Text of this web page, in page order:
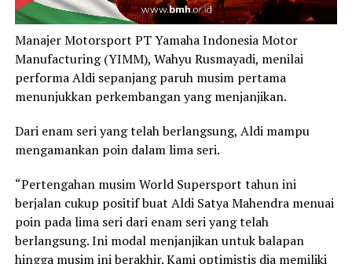
Manajer Motorsport PT Yamaha Indonesia Motor
Manufacturing (YIMM), Wahyu Rusmayadi, menilai
performa Aldi sepanjang paruh musim pertama
menunjukkan perkembangan yang menjanjikan.
Dari enam seri yang telah berlangsung, Aldi mampu
mengamankan poin dalam lima seri.
“Pertengahan musim World Supersport tahun ini
berjalan cukup positif buat Aldi Satya Mahendra menuai
poin pada lima seri dari enam seri yang telah
berlangsung. Ini modal menjanjikan untuk balapan
hingga musim ini berakhir. Kami optimistis dia memiliki